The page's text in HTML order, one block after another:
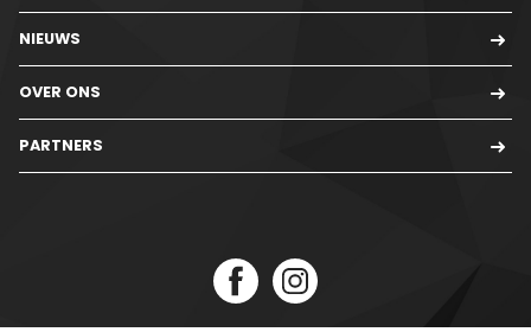
NIEUWS
OVER ONS
PARTNERS